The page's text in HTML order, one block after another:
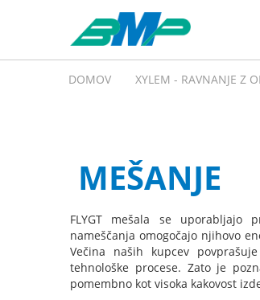
DOMOV XYLEM - RAVNANJE Z
MEŠANJE
FLYGT mešala se uporabljajo
nameščanja omogočajo njihovo
Večina naših kupcev
tehnološke procese. Zato je
pomembno kot visoka kakovost